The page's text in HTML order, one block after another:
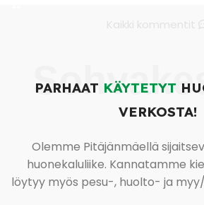
PARHAAT KÄYTETYT
VERKOSTA!
Olemme Pitäjänmäellä
huonekaluliike. Kannatamme
löytyy myös pesu-, huolto- ja